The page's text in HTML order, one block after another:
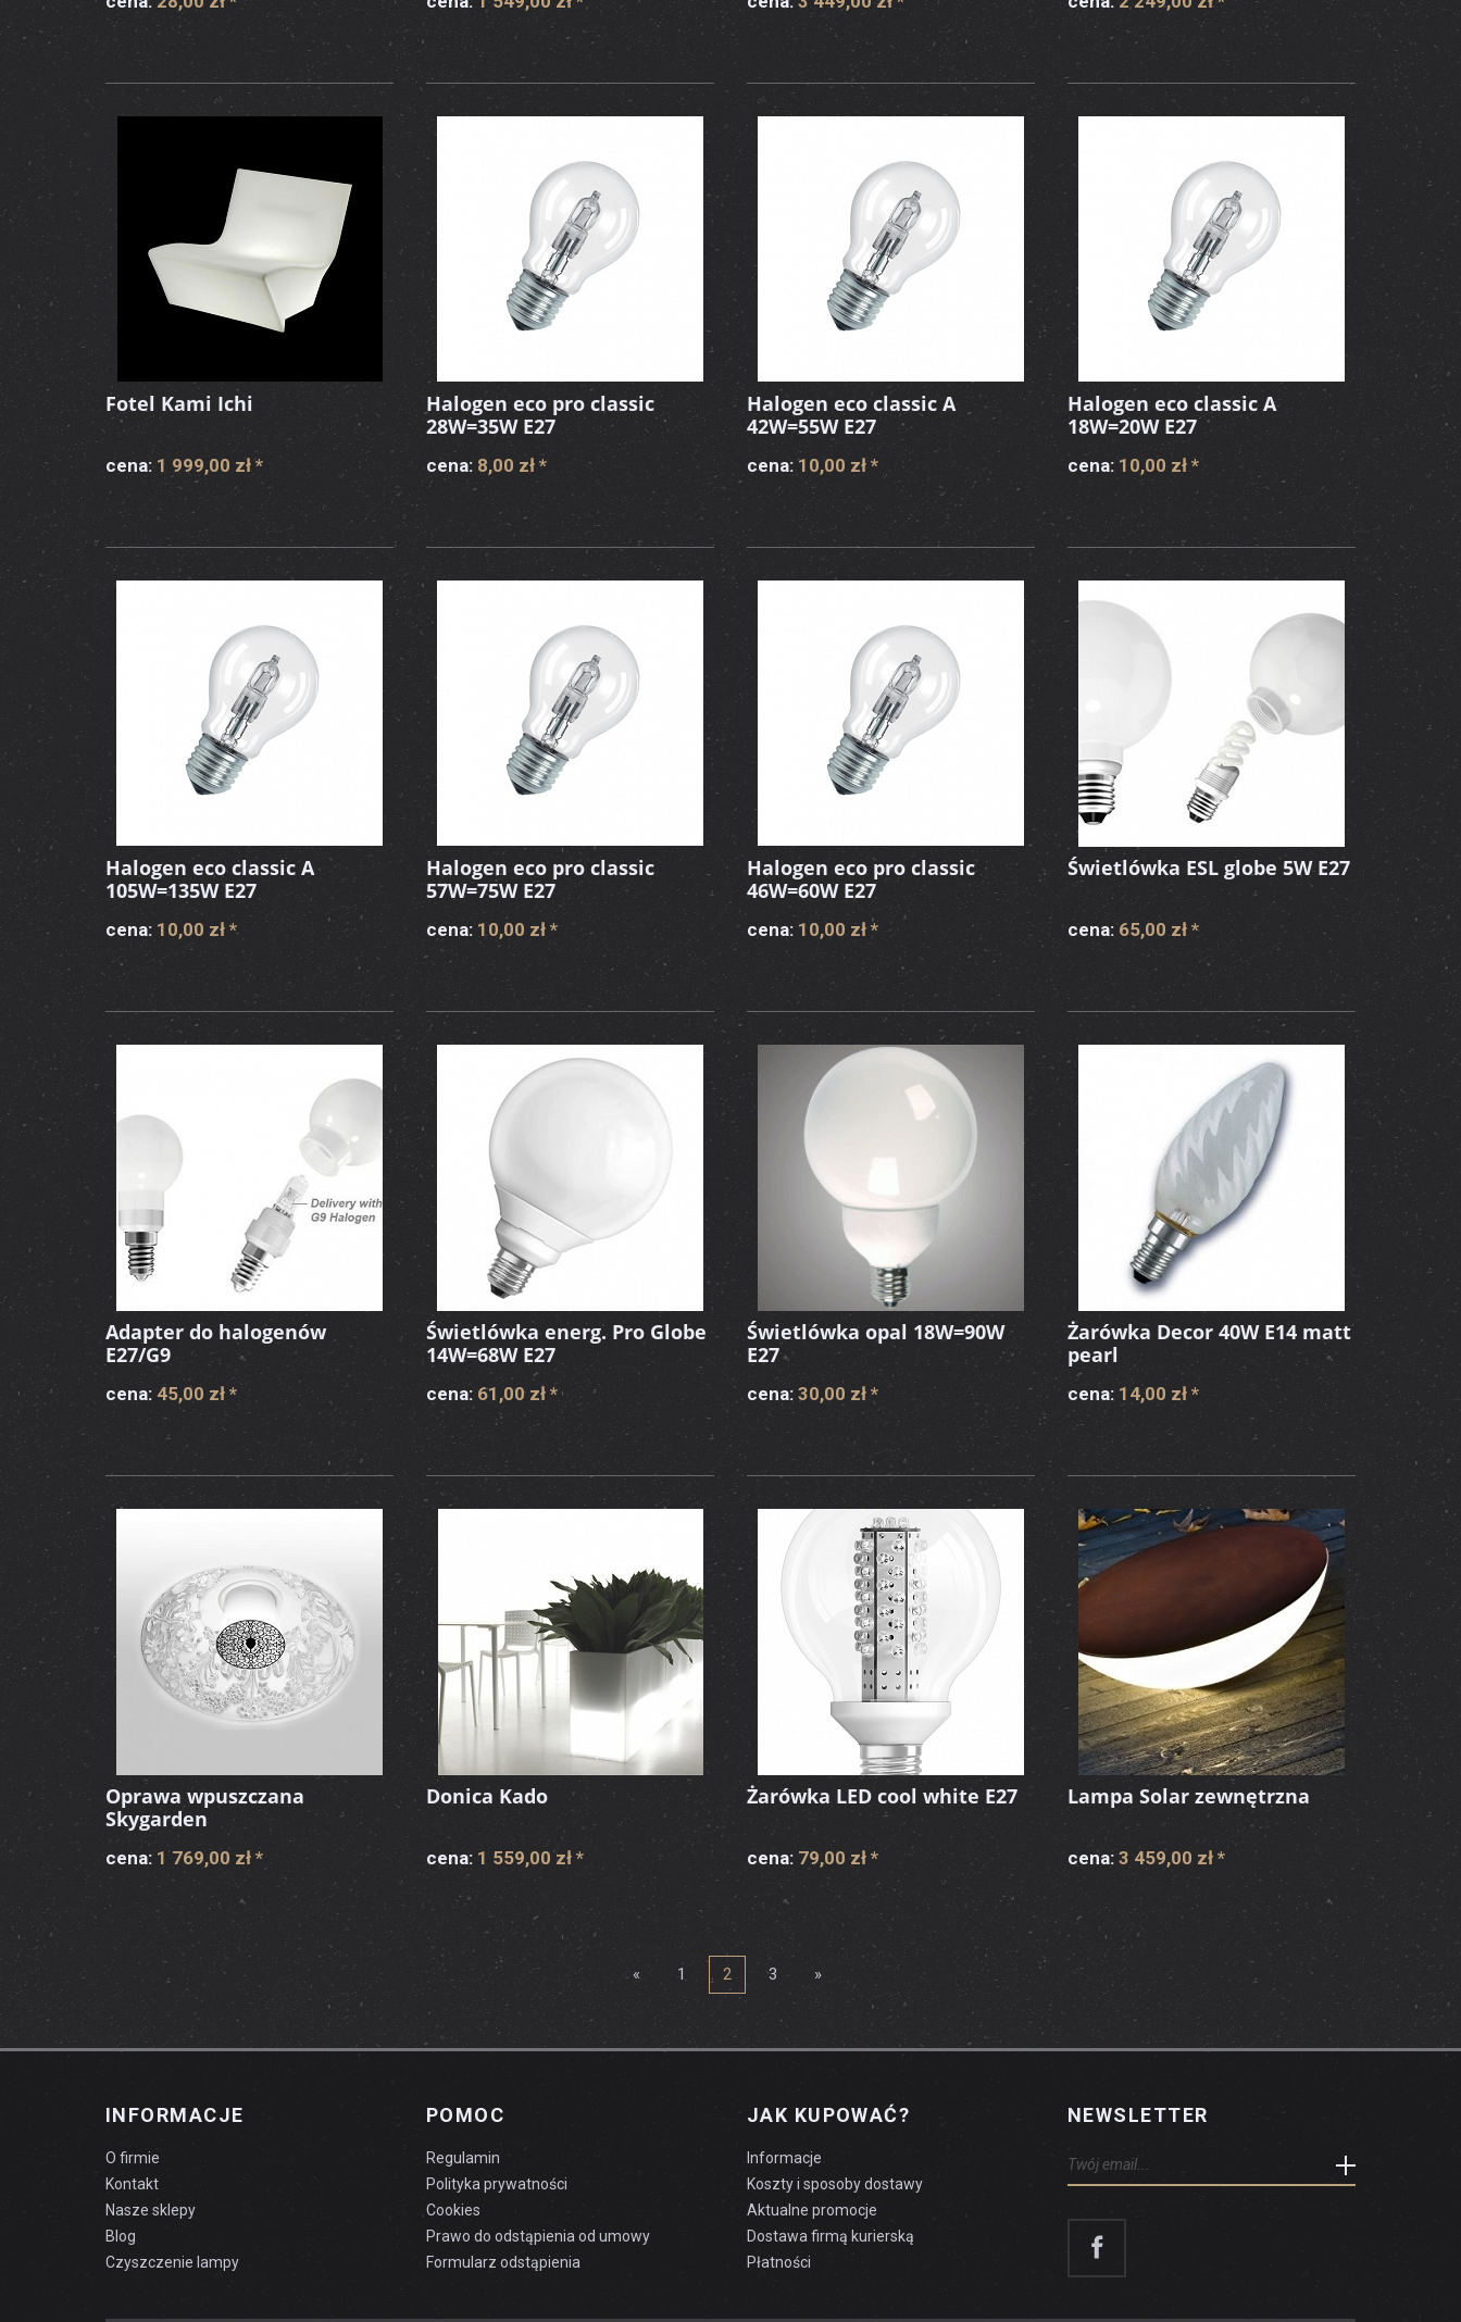
Fotel Kami Ichi
cena: 1 999,00 zł*
Halogen eco pro classic
28W=35W E27
cena: 8,00 zł *
Halogen eco classic A
42W=55W E27
cena: 10,00 zł *
Halogen eco classic A
18W=20W E27
cena: 10,00 zł *
Halogen eco classic A
105W=135W E27
cena: 10,00 zł *
Halogen eco pro classic
57W=75W E27
cena: 10,00 zł *
Halogen eco pro classic
46W=60W E27
cena: 10,00 zł *
Świetlówka ESL globe 5W E27
cena: 65,00 zł *
Adapter do halogenów
E27/G9
cena: 45,00 zł *
Świetlówka energ. Pro Globe
14W=68W E27
cena: 61,00 zł *
Świetlówka opal 18W=90W
E27
cena: 30,00 zł *
Żarówka Decor 40W E14 matt
pearl
cena: 14,00 zł *
Oprawa wpuszczana
Skygarden
cena: 1 769,00 zł *
Donica Kado
cena: 1 559,00 zł *
Żarówka LED cool white E27
cena: 79,00 zł *
Lampa Solar zewnętrzna
cena: 3 459,00 zł *
« 1 2 3 »
NEWSLETTER
INFORMACJE
O firmie
Kontakt
Nasze sklepy
Blog
Czyszczenie lampy
POMOC
Regulamin
Polityka prywatności
Cookies
Prawo do odstąpienia od umowy
Formularz odstąpienia
JAK KUPOWAĆ?
Informacje
Koszty i sposoby dostawy
Aktualne promocje
Dostawa firmą kurierską
Płatności